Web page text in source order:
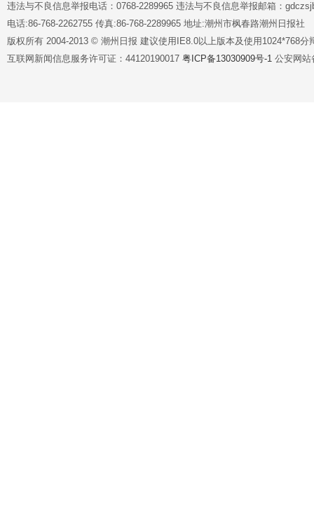
违法与不良信息举报电话：0768-2289965 违法与不良信息举报邮箱：
电话:86-768-2262755 传真:86-768-2289965 地址:潮州市枫春路潮州日报社
版权所有 2004-2013 © 潮州日报 建议使用IE8.0以上版本及使用1024*768分
互联网新闻信息服务许可证：44120190017 粤ICP备13030909号-1 公安网站